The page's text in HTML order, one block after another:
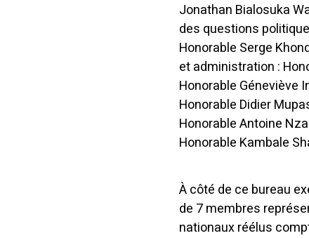
Jonathan Bialosuka
des questions
Honorable Serge
et administration :
Honorable Géneviève
Honorable Didier
Honorable Antoine
Honorable Kambale
À côté de ce bureau
de 7 membres
nationaux réélus